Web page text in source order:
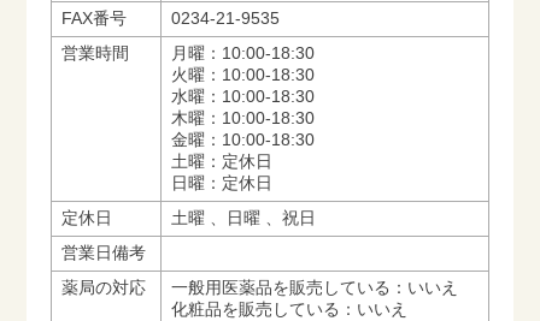
FAX番号
0234-21-9535
営業時間
月曜：10:00-18:30
火曜：10:00-18:30
水曜：10:00-18:30
木曜：10:00-18:30
金曜：10:00-18:30
土曜：定休日
日曜：定休日
定休日
土曜 、日曜 、祝日
営業日備考
薬局の対応
一般用医薬品を販売している：いいえ
化粧品を販売している：いいえ